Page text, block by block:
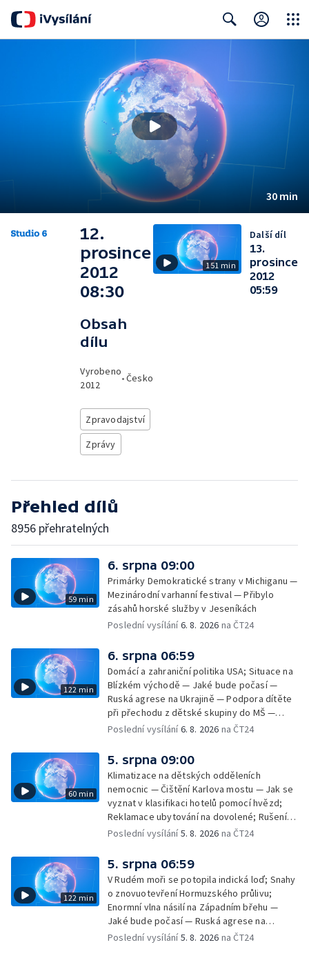
30 min
12.
prosince
2012
08:30
Obsah
dílu
Vyrobeno
2012
•Česko
Zpravodajství
Zprávy
151 min
Další díl
13.
prosince
2012
05:59
Přehled dílů
8956 přehratelných
59 min
6. srpna 09:00
Primárky Demokratické strany v Michiganu —
Mezinárodní varhanní festival — Přibylo
zásahů horské služby v Jeseníkách
Poslední vysílání6. 8. 2026 na ČT24
122 min
6. srpna 06:59
Domácí a zahraniční politika USA; Situace na
Blízkém východě — Jaké bude počasí —
Ruská agrese na Ukrajině — Podpora dítěte
při přechodu z dětské skupiny do MŠ —
Filmové premiéry týdne — Dvě deci tuše v
rakovinu prsu
Poslední vysílání6. 8. 2026 na ČT24
60 min
5. srpna 09:00
Klimatizace na dětských odděleních
nemocnic — Čištění Karlova mostu — Jak se
vyznat v klasifikaci hotelů pomocí hvězd;
Reklamace ubytování na dovolené; Rušení
dovolené kvůli přírodním živlům; Práva
na dovolené v zahraničí; Platby a výběry na
dovolené v zahraničí — Těžba léčivé rašeliny
u Malé Morávky
Poslední vysílání5. 8. 2026 na ČT24
122 min
5. srpna 06:59
V Rudém moři se potopila indická loď; Snahy
o znovuotevření Hormuzského průlivu;
Enormní vlna násilí na Západním břehu —
Jaké bude počasí — Ruská agrese na
Ukrajině — Vliv veder na lidské orgány — Při
Poslední vysílání5. 8. 2026 na ČT24